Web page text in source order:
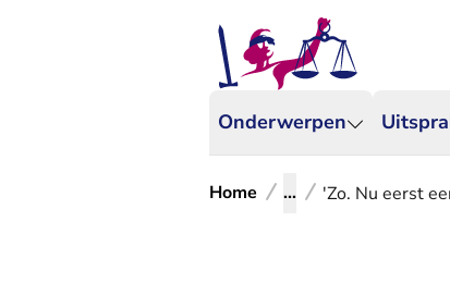
Onderwerpen
Home ... 'Zo. Nu eerst